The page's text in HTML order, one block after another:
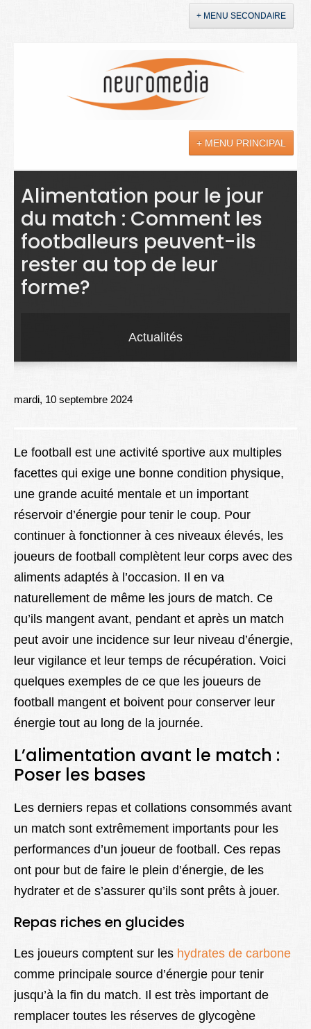
+ MENU SECONDAIRE
+ MENU PRINCIPAL
Actualités
Sciences
Maladies
Soins
Droit
Alimentation pour le jour
du match : Comment les
footballeurs peuvent-ils
rester au top de leur
forme?
Actualités
mardi, 10 septembre 2024
Le football est une activité sportive aux multiples
facettes qui exige une bonne condition physique,
une grande acuité mentale et un important
réservoir d’énergie pour tenir le coup. Pour
continuer à fonctionner à ces niveaux élevés, les
joueurs de football complètent leur corps avec des
aliments adaptés à l’occasion. Il en va
naturellement de même les jours de match. Ce
qu’ils mangent avant, pendant et après un match
peut avoir une incidence sur leur niveau d’énergie,
leur vigilance et leur temps de récupération. Voici
quelques exemples de ce que les joueurs de
football mangent et boivent pour conserver leur
énergie tout au long de la journée.
L’alimentation avant le match :
Poser les bases
Les derniers repas et collations consommés avant
un match sont extrêmement importants pour les
performances d’un joueur de football. Ces repas
ont pour but de faire le plein d’énergie, de les
hydrater et de s’assurer qu’ils sont prêts à jouer.
Repas riches en glucides
Les joueurs comptent sur les hydrates de carbone
comme principale source d’énergie pour tenir
jusqu’à la fin du match. Il est très important de
remplacer toutes les réserves de glycogène